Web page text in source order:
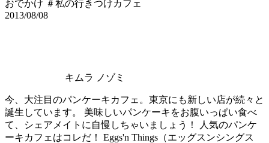
おでかけ ＃私の行きつけカフェ
2013/08/08
キムラ ノゾミ
今、大注目のパンケーキカフェ。東京にも新しい店が続々と
誕生しています。 美味しいパンケーキをお腹いっぱい食べ
て、シェアメイトに自慢しちゃいましょう！ 人気のパンケ
ーキカフェはコレだ！ Eggs'n Things（エッグスンシングス